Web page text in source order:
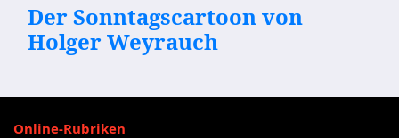
Der Sonntagscartoon von
Holger Weyrauch
Online-Rubriken